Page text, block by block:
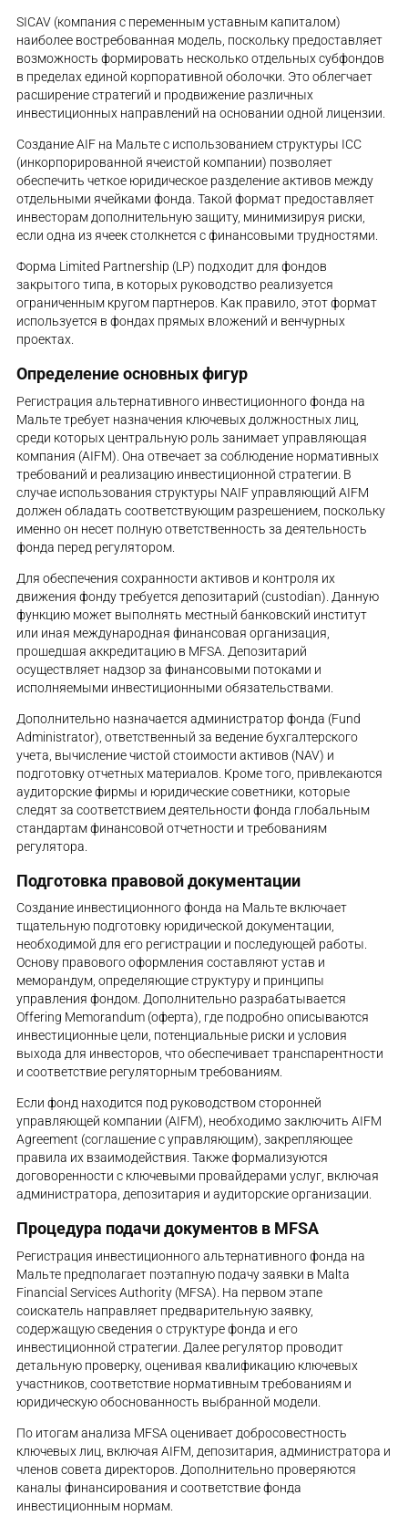
SICAV (компания с переменным уставным капиталом)
наиболее востребованная модель, поскольку предоставляет
возможность формировать несколько отдельных субфондов
в пределах единой корпоративной оболочки. Это облегчает
расширение стратегий и продвижение различных
инвестиционных направлений на основании одной лицензии.
Создание AIF на Мальте с использованием структуры ICC
(инкорпорированной ячеистой компании) позволяет
обеспечить четкое юридическое разделение активов между
отдельными ячейками фонда. Такой формат предоставляет
инвесторам дополнительную защиту, минимизируя риски,
если одна из ячеек столкнется с финансовыми трудностями.
Форма Limited Partnership (LP) подходит для фондов
закрытого типа, в которых руководство реализуется
ограниченным кругом партнеров. Как правило, этот формат
используется в фондах прямых вложений и венчурных
проектах.
Определение основных фигур
Регистрация альтернативного инвестиционного фонда на
Мальте требует назначения ключевых должностных лиц,
среди которых центральную роль занимает управляющая
компания (AIFM). Она отвечает за соблюдение нормативных
требований и реализацию инвестиционной стратегии. В
случае использования структуры NAIF управляющий AIFM
должен обладать соответствующим разрешением, поскольку
именно он несет полную ответственность за деятельность
фонда перед регулятором.
Для обеспечения сохранности активов и контроля их
движения фонду требуется депозитарий (custodian). Данную
функцию может выполнять местный банковский институт
или иная международная финансовая организация,
прошедшая аккредитацию в MFSA. Депозитарий
осуществляет надзор за финансовыми потоками и
исполняемыми инвестиционными обязательствами.
Дополнительно назначается администратор фонда (Fund
Administrator), ответственный за ведение бухгалтерского
учета, вычисление чистой стоимости активов (NAV) и
подготовку отчетных материалов. Кроме того, привлекаются
аудиторские фирмы и юридические советники, которые
следят за соответствием деятельности фонда глобальным
стандартам финансовой отчетности и требованиям
регулятора.
Подготовка правовой документации
Создание инвестиционного фонда на Мальте включает
тщательную подготовку юридической документации,
необходимой для его регистрации и последующей работы.
Основу правового оформления составляют устав и
меморандум, определяющие структуру и принципы
управления фондом. Дополнительно разрабатывается
Offering Memorandum (оферта), где подробно описываются
инвестиционные цели, потенциальные риски и условия
выхода для инвесторов, что обеспечивает транспарентности
и соответствие регуляторным требованиям.
Если фонд находится под руководством сторонней
управляющей компании (AIFM), необходимо заключить AIFM
Agreement (соглашение с управляющим), закрепляющее
правила их взаимодействия. Также формализуются
договоренности с ключевыми провайдерами услуг, включая
администратора, депозитария и аудиторские организации.
Процедура подачи документов в MFSA
Регистрация инвестиционного альтернативного фонда на
Мальте предполагает поэтапную подачу заявки в Malta
Financial Services Authority (MFSA). На первом этапе
соискатель направляет предварительную заявку,
содержащую сведения о структуре фонда и его
инвестиционной стратегии. Далее регулятор проводит
детальную проверку, оценивая квалификацию ключевых
участников, соответствие нормативным требованиям и
юридическую обоснованность выбранной модели.
По итогам анализа MFSA оценивает добросовестность
ключевых лиц, включая AIFM, депозитария, администратора и
членов совета директоров. Дополнительно проверяются
каналы финансирования и соответствие фонда
инвестиционным нормам.